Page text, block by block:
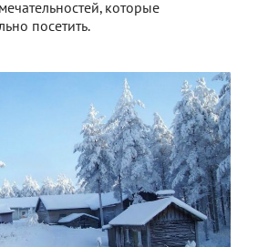
которые
посетить.